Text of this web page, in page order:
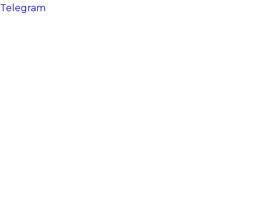
Telegram